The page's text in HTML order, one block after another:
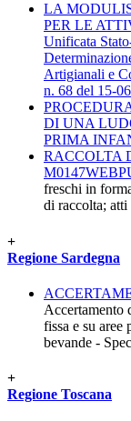
LA
PER LE
Unificata
Artigianali e
n. 68 del 15-
DI UNA
PRIMA
RACCOLTA
freschi in
di raccolta;
+
Regione Sardegna
Accertamento
fissa e su
bevande -
+
Regione Toscana